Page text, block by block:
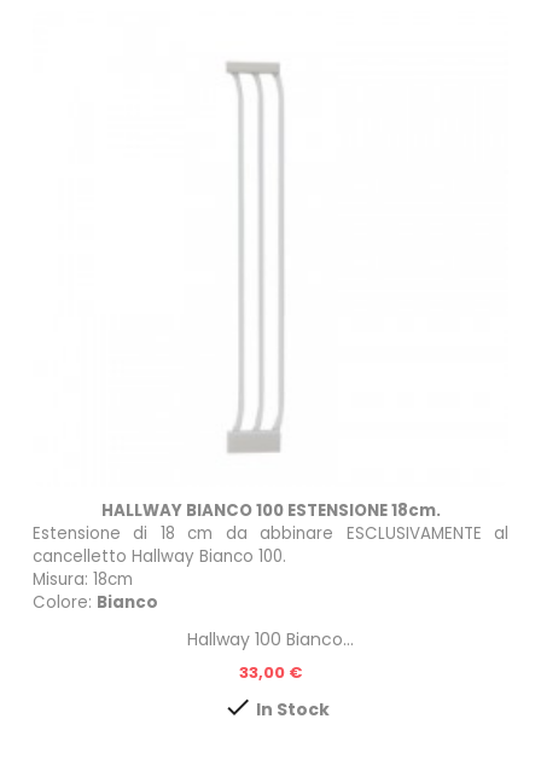
HALLWAY BIANCO 100 ESTENSIONE 18cm.
Estensione di 18 cm da abbinare ESCLUSIVAMENTE al
cancelletto Hallway Bianco 100.
Misura: 18cm
Colore: Bianco
Hallway 100 Bianco...
Prezzo
33,00 €
 In Stock